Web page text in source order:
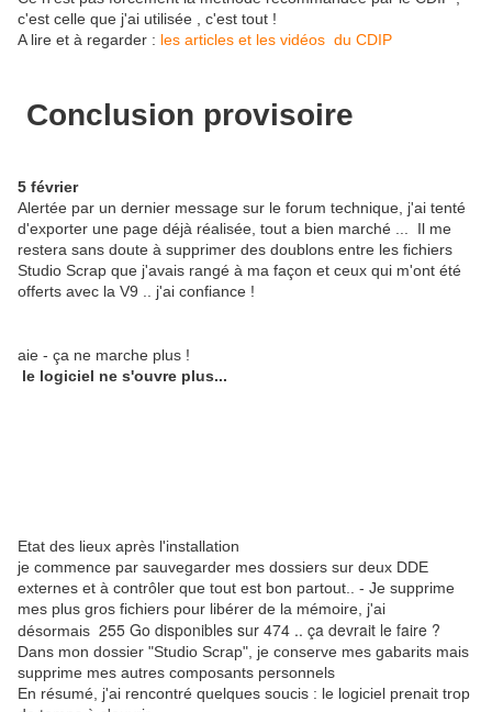
c'est celle que j'ai utilisée , c'est tout !
A lire et à regarder : les articles et les vidéos du CDIP
Conclusion provisoire
5 février
Alertée par un dernier message sur le forum technique, j'ai tenté
d'exporter une page déjà réalisée, tout a bien marché ... Il me
restera sans doute à supprimer des doublons entre les fichiers
Studio Scrap que j'avais rangé à ma façon et ceux qui m'ont été
offerts avec la V9 .. j'ai confiance !
aie - ça ne marche plus !
le logiciel ne s'ouvre plus...
Etat des lieux après l'installation
je commence par sauvegarder mes dossiers sur deux DDE
externes et à contrôler que tout est bon partout.. - Je supprime
mes plus gros fichiers pour libérer de la mémoire, j'ai
désormais 255 Go disponibles sur 474 .. ça devrait le faire ?
Dans mon dossier "Studio Scrap", je conserve mes gabarits mais
supprime mes autres composants personnels
En résumé, j'ai rencontré quelques soucis : le logiciel prenait trop